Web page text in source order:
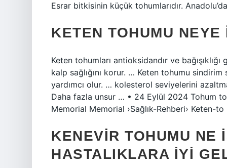
Esrar bitkisinin küçük tohumlarıdır.
KETEN TOHUMU
Keten tohumları antioksidandır ve
kalp sağlığını korur. … Keten tohumu
yardımcı olur. … kolesterol seviyelerini
Daha fazla unsur … • 24 Eylül 2024 Tohum
Memorial Memorial ›Sağlık-Rehberi› Keten-
KENEVIR TOHUMU NE
HASTALIKLARA IYI